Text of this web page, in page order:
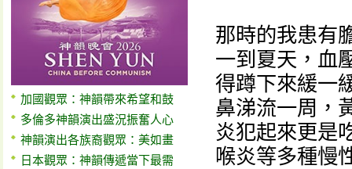
加國觀眾：神韻帶來希望和鼓
多倫多神韻演出盛況振奮人心
神韻演出各族裔觀眾：美如畫
日本觀眾：神韻傳遞當下最需
那時的我患有
一到夏天，血
得蹲下來緩一
鼻涕流一周，
炎犯起來更是
喉炎等多種慢